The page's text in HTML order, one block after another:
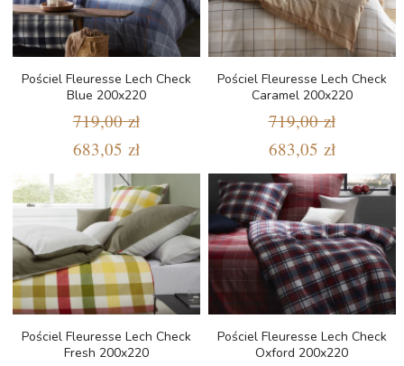
Pościel Fleuresse Lech Check
Blue 200x220
719,00 zł
683,05 zł
Pościel Fleuresse Lech Check
Caramel 200x220
719,00 zł
683,05 zł
Pościel Fleuresse Lech Check
Fresh 200x220
Pościel Fleuresse Lech Check
Oxford 200x220